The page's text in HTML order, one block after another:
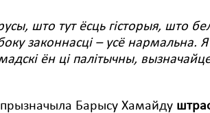
што тут ёсць гісторыя, што
законнасці – усё нармальна. Я
ён ці палітычны,
Барысу Хамайду